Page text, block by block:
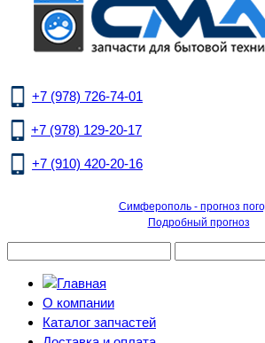
+7 (978) 726-74-01
+7 (978) 129-20-17
+7 (910) 420-20-16
Симферополь - прогноз
Подробный прогноз
О компании
Каталог запчастей